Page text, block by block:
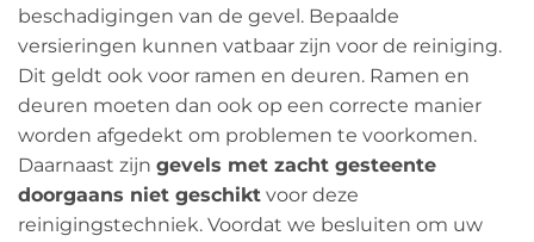
beschadigingen van de gevel. Bepaalde
versieringen kunnen vatbaar zijn voor de reiniging.
Dit geldt ook voor ramen en deuren. Ramen en
deuren moeten dan ook op een correcte manier
worden afgedekt om problemen te voorkomen.
Daarnaast zijn gevels met zacht gesteente
doorgaans niet geschikt voor deze
reinigingstechniek. Voordat we besluiten om uw